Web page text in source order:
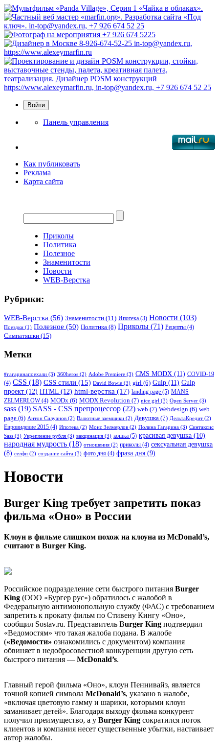
Панель управления
Как публиковать
Реклама
Карта сайта
Приколы
Политика
Полезное
Знаменитости
Новости
WEB-Верстка
Рубрики:
WEB-Верстка (56) Знаменитости (11) Ипотека (3) Новости (103)
Поездки (1) Полезное (50) Политика (8) Приколы (71) Рецепты (4)
Симпатяшки (15)
Метки
#гагаринапоехали (3) 360heros (2) Adobe Premiere (3) CMS MODX (11) COVID-19
(4) CSS (18) CSS стили (15) David Bowie (3) girl (6) Gulp (11) Gulp
проект (12) HTML (12) html-верстка (17) landing page (5) MANS
ZELMERLOW(4) MODx (6) MODX Revolution (7) nice girl (3) Open Server (3)
sass (19) SASS - CSS препроцессор (22) web (7) Webdesign (6) web
page (6) Антон Силуанов (2) Валютные заемщики (2) Девушка (7) ДельтаКредит (2)
Евровидение 2015 (4) Ипотека (2) Монс Зелмерлов (2) Полина Гагарина (3) Синтаксис
Sass (3) Укрепление рубля (3) вакцинация (3) кошка (5) красивая девушка (10)
народная мудрость (18) отношения (2) приколы (4) сексуальная девушка
(8) селфи (2) создание сайта (3) фото дня (4) фраза дня (9)
Новости
Burger King требует запретить показ
фильма «Оно» в России
Клоун в фильме слишком похож на клоуна из McDonald’s,
считают в Burger King.
Российское подразделение сети быстрого питания Burger
King (ООО «Бургер рус») обратилось с жалобой в
Федеральную антимонопольную службу (ФАС) с требованием
запретить к прокату фильм по Стивену Кингу «Оно»,
сообщил Sostav.ru. Представитель Burger King подтвердил
«Ведомостям» что такая жалоба подана. В жалобе
(«Ведомости» ознакомились с документом) компания
обвиняет в недобросовестной конкуренции другую сеть
быстрого питания — McDonald’s.
Главный герой фильма «Оно», клоун Пеннивайз, является
точной копией символа McDonald’s, указано в жалобе,
«включая цветовую гамму и шарики, которыми клоун
заманивает детей». Благодаря выходу фильма конкурент
получил преимущество, а у Burger King сократился поток
клиентов и компания несет существенные убытки, настаивает
автор жалобы.